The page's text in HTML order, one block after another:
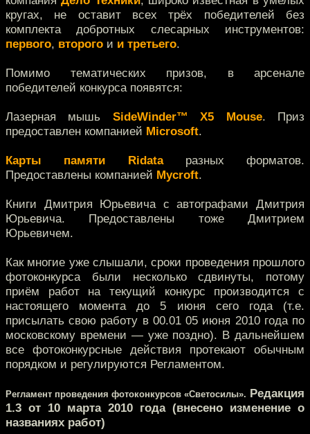
кругах, не оставит всех трёх победителей без
комплекта добротных слесарных инструментов:
первого, второго и и третьего.
Помимо тематических призов, в арсенале
победителей конкурса появятся:
Лазерная мышь SideWinder™ X5 Mouse. Приз
предоставлен компанией Microsoft.
Карты памяти Ridataразных форматов.
Предоставлены компанией Mycroft.
Книги Дмитрия Юрьевича с автографами Дмитрия
Юрьевича. Предоставлены тоже Дмитрием
Юрьевичем.
Как многие уже слышали, сроки проведения прошлого
фотоконкурса были несколько сдвинуты, потому
приём работ на текущий конкурс производится с
настоящего момента до 5 июня сего года (т.е.
присылать свою работу в 00.01 05 июня 2010 года по
московскому времени — уже поздно). В дальнейшем
все фотоконкурсные действия протекают обычным
порядком и регулируются Регламентом.
Регламент проведения фотоконкурсов «Светосилы». Редакция
1.3 от 10 марта 2010 года (внесено изменение о
названиях работ)